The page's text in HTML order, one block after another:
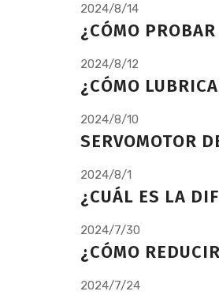
2024/8/14
¿CÓMO
2024/8/12
¿CÓMO
2024/8/10
SERVOMOTOR
2024/8/1
¿CUÁL ES LA
2024/7/30
¿CÓMO
2024/7/24